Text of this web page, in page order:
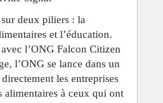
deux piliers : la
et l’éducation.
l’ONG Falcon Citizen
l’ONG se lance dans un
les entreprises
alimentaires à ceux qui ont